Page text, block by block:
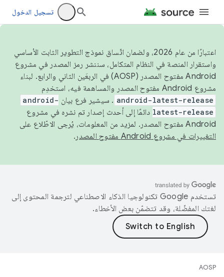
تسجيل الدخول
اعتبارًا من عام 2026، ولضمان اتّساق نموذج التطوير الثابت الأساسي
واستقرار المنصة في النظام المتكامل، سننشر رمز المصدر في مشروع
Android مفتوح المصدر (AOSP) في الربعَين الثاني والرابع. لبناء
مشروع Android مفتوح المصدر والمساهمة فيه، استخدِم
android-latest-release . سيشير فرع بيان android-
latest-release دائمًا إلى أحدث إصدار تم نشره في مشروع
Android مفتوح المصدر. لمزيد من المعلومات، يُرجى الاطّلاع على
التغييرات في مشروع Android مفتوح المصدر
.
تستخدم Google تكنولوجيا الذكاء الاصطناعي لترجمة المحتوى إلى
لغتك المفضّلة، وقد تتضمّن بعض الأخطاء.
AOSP